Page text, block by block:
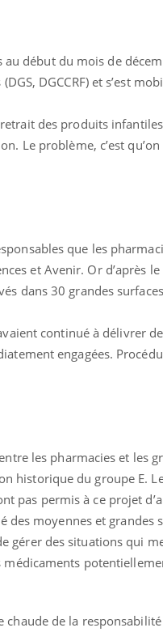
début du mois de
DGCCRF) et s’est
des produits
Le problème, c’est qu’on
que les
et Avenir. Or d’après
dans 30 grandes
continué à délivrer
engagées.
les pharmacies et les
historique du groupe E.
pas permis à ce projet
des moyennes et grandes
gérer des situations qui
de la